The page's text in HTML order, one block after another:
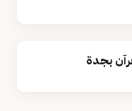
بجدة